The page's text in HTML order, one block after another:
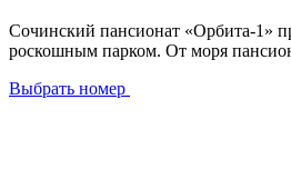
Сочинский пансионат «Орбита-1»
роскошным парком. От моря
Выбрать номер